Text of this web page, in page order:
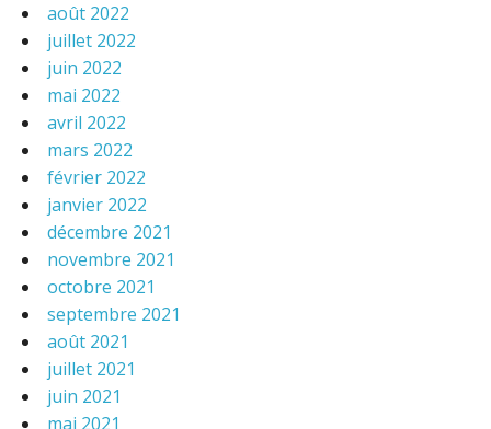
août 2022
juillet 2022
juin 2022
mai 2022
avril 2022
mars 2022
février 2022
janvier 2022
décembre 2021
novembre 2021
octobre 2021
septembre 2021
août 2021
juillet 2021
juin 2021
mai 2021